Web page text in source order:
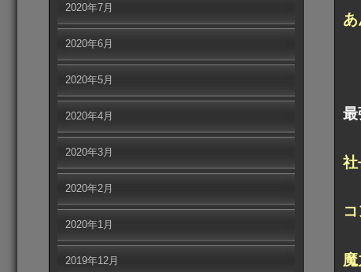
最
2020年7月
2020年6月
2020年5月
2020年4月
2020年3月
2020年2月
2020年1月
2019年12月